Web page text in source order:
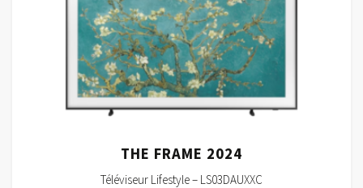
THE FRAME 2024
Téléviseur Lifestyle – LS03DAUXXC